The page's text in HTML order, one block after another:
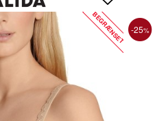
BEGRÆNSET-25%